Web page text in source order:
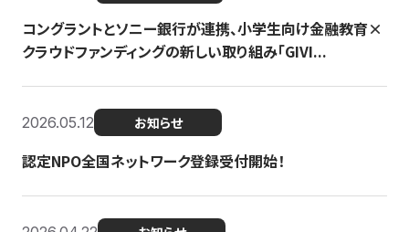
コングラントとソニー銀行が連携、小学生向け金融教育×
クラウドファンディングの新しい取り組み「GIVI...
2026.05.12 お知らせ
認定NPO全国ネットワーク登録受付開始！